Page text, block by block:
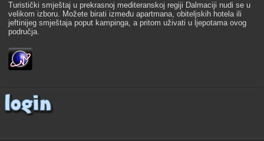
Turistički smještaj u prekrasnoj mediteranskoj regiji Dalmaciji nudi se u
velikom izboru. Možete birati između apartmana, obiteljskih hotela ili
jeftinijeg smještaja poput kampinga, a pritom uživati u ljepotama ovog
područja.